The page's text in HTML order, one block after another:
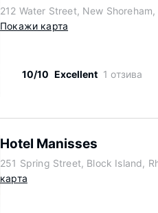
212 Water Street, New
Покажи карта
10/10 Excellent 1 отзива
Hotel Manisses
251 Spring Street, Block Island,
карта